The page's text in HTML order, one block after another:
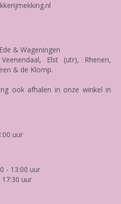
& Wageningen
Elst (utr), Rhenen,
& de Klomp.
ook afhalen in onze winkel in
uur
- 13:00 uur
uur